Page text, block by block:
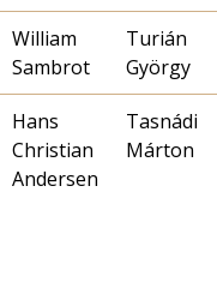
William
Sambrot
Turián
György
Hans
Christian
Andersen
Tasnádi
Márton